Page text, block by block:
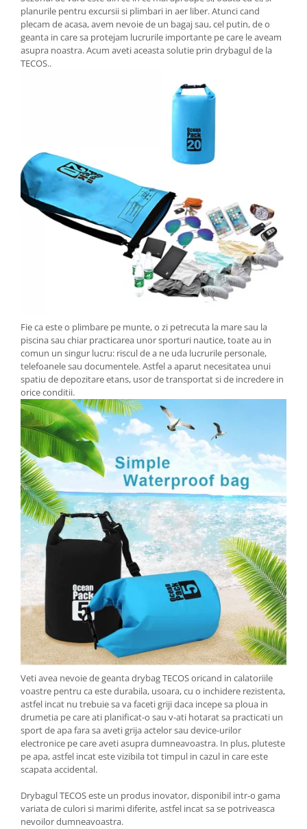
planurile pentru excursii si plimbari in aer liber. Atunci cand
plecam de acasa, avem nevoie de un bagaj sau, cel putin, de o
geanta in care sa protejam lucrurile importante pe care le aveam
asupra noastra. Acum aveti aceasta solutie prin drybagul de la
TECOS..
Fie ca este o plimbare pe munte, o zi petrecuta la mare sau la
piscina sau chiar practicarea unor sporturi nautice, toate au in
comun un singur lucru: riscul de a ne uda lucrurile personale,
telefoanele sau documentele. Astfel a aparut necesitatea unui
spatiu de depozitare etans, usor de transportat si de incredere in
orice conditii.
Veti avea nevoie de geanta drybag TECOS oricand in calatoriile
voastre pentru ca este durabila, usoara, cu o inchidere rezistenta,
astfel incat nu trebuie sa va faceti griji daca incepe sa ploua in
drumetia pe care ati planificat-o sau v-ati hotarat sa practicati un
sport de apa fara sa aveti grija actelor sau device-urilor
electronice pe care aveti asupra dumneavoastra. In plus, pluteste
pe apa, astfel incat este vizibila tot timpul in cazul in care este
scapata accidental.
Drybagul TECOS este un produs inovator, disponibil intr-o gama
variata de culori si marimi diferite, astfel incat sa se potriveasca
nevoilor dumneavoastra.